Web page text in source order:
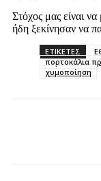
Στόχος μας είναι
ήδη ξεκίνησαν να
ΕΤΙΚΕΤΕΣ
πορτοκάλια
χυμοποίηση